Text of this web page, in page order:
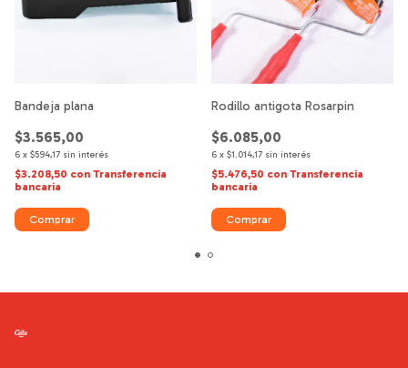
Bandeja plana
$3.565,00
6 x $594,17 sin interés
$3.208,50 con Transferencia
bancaria
Rodillo antigota Rosarpin
$6.085,00
6 x $1.014,17 sin interés
$5.476,50 con Transferencia
bancaria
Comprar